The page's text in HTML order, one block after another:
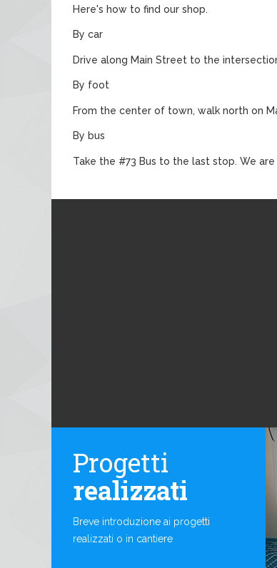
Here's how to find our shop.
By car
Drive along Main Street to the
By foot
From the center of town, walk north on
By bus
Take the #73 Bus to the last stop. We
Progetti
realizzati
Breve introduzione ai progetti
realizzati o in cantiere